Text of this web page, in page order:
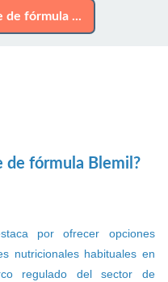
de fórmula ...
de fórmula Blemil?
por ofrecer opciones
nutricionales habituales en
regulado del sector de